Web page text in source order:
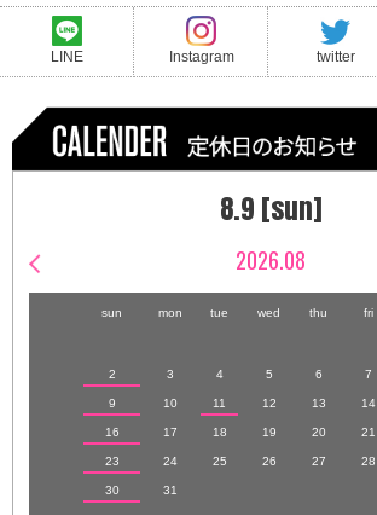
LINE Instagram twitter
8.9 [sun]
2026.08
sun mon tue wed thu fri
2 3 4 5 6 7
9 10 11 12 13 14
16 17 18 19 20 21
23 24 25 26 27 28
30 31